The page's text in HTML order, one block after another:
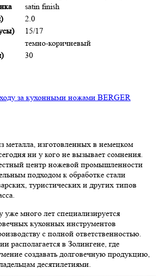
satin finish
2.0
15/17
темно-коричневый
30
за кухонными ножами BERGER
металла, изготовленных в немецком
ни у кого не вызывает сомнения.
центр ножевой промышленности
подходом к обработке стали
туристических и других типов
уже много лет специализируется
кухонных инструментов
с полной ответственностью.
располагается в Золингене, где
создавать долговечную продукцию,
десятилетиями.